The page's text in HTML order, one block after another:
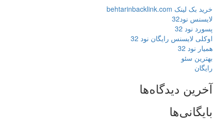
خرید بک لینک behtarinbacklink.com
لایسنس نود32
پسورد نود 32
اوکلی لایسنس رایگان نود 32
همیار نود 32
بهترین سئو
رایگان
آخرین دیدگاه‌ها
بایگانی‌ها